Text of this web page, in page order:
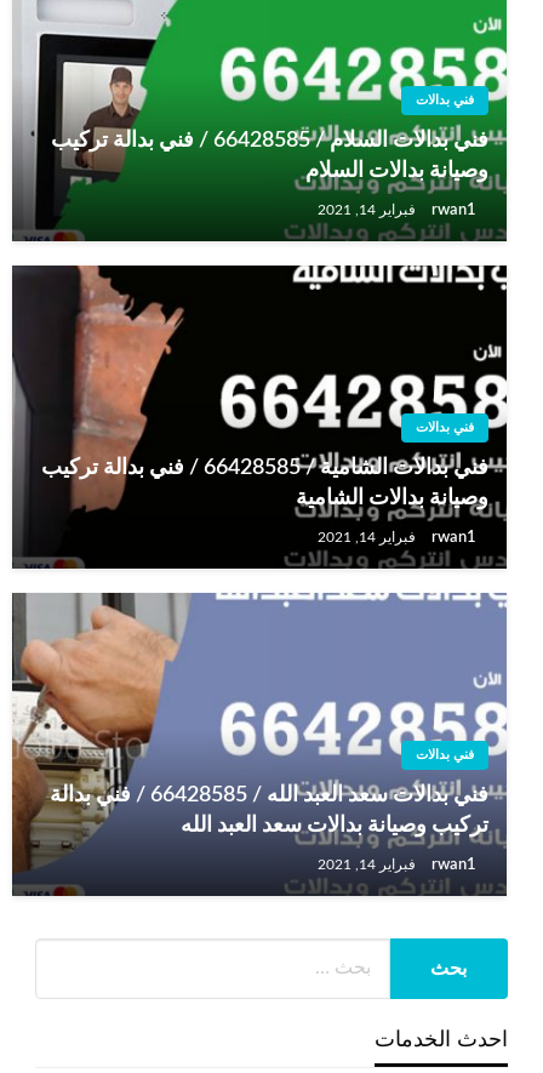
فني بدالات
فني بدالات السلام / 66428585 / فني بدالة تركيب
وصيانة بدالات السلام
rwan1 فبراير 14, 2021
فني بدالات
فني بدالات الشامية / 66428585 / فني بدالة تركيب
وصيانة بدالات الشامية
rwan1 فبراير 14, 2021
فني بدالات
فني بدالات سعد العبد الله / 66428585 / فني بدالة
تركيب وصيانة بدالات سعد العبد الله
rwan1 فبراير 14, 2021
احدث الخدمات